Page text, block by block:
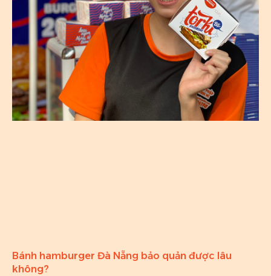
Bánh hamburger Đà Nẵng bảo quản được lâu
không?